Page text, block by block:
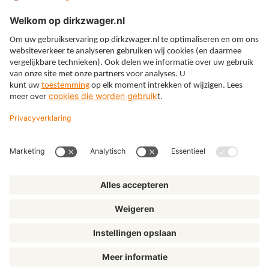
Expertises
Thema’s
Algemene voorwaardenPrivacy